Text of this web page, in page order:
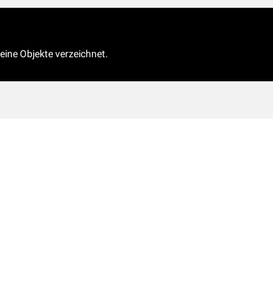
Objekte verzeichnet.